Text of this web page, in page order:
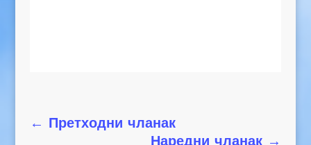
← Претходни чланак
Наредни чланак →